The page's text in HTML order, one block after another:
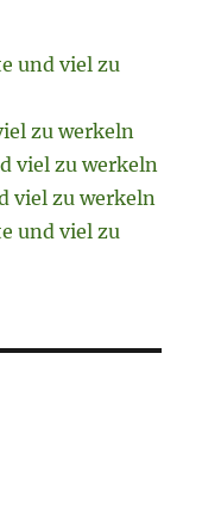
und viel zu
zu werkeln
viel zu werkeln
viel zu werkeln
und viel zu